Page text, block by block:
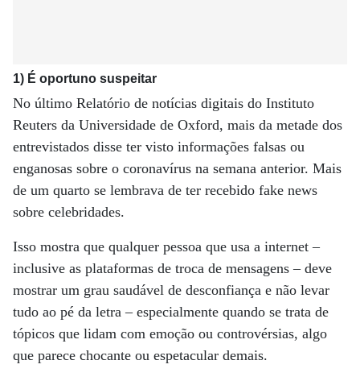
1) É oportuno suspeitar
No último Relatório de notícias digitais do Instituto
Reuters da Universidade de Oxford, mais da metade dos
entrevistados disse ter visto informações falsas ou
enganosas sobre o coronavírus na semana anterior. Mais
de um quarto se lembrava de ter recebido fake news
sobre celebridades.
Isso mostra que qualquer pessoa que usa a internet –
inclusive as plataformas de troca de mensagens – deve
mostrar um grau saudável de desconfiança e não levar
tudo ao pé da letra – especialmente quando se trata de
tópicos que lidam com emoção ou controvérsias, algo
que parece chocante ou espetacular demais.